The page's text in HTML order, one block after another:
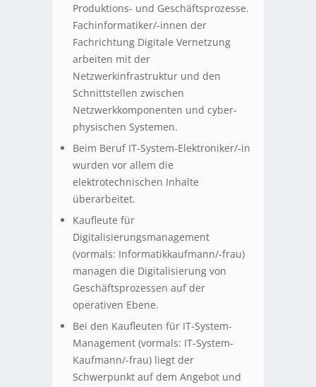
Produktions- und Geschäftsprozesse.
Fachinformatiker/-innen der
Fachrichtung Digitale Vernetzung
arbeiten mit der
Netzwerkinfrastruktur und den
Schnittstellen zwischen
Netzwerkkomponenten und cyber-
physischen Systemen.
Beim Beruf IT-System-Elektroniker/-in
wurden vor allem die
elektrotechnischen Inhalte
überarbeitet.
Kaufleute für
Digitalisierungsmanagement
(vormals: Informatikkaufmann/-frau)
managen die Digitalisierung von
Geschäftsprozessen auf der
operativen Ebene.
Bei den Kaufleuten für IT-System-
Management (vormals: IT-System-
Kaufmann/-frau) liegt der
Schwerpunkt auf dem Angebot und